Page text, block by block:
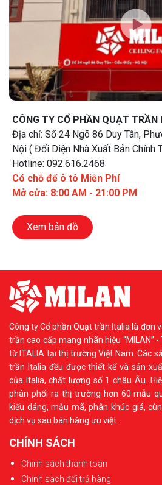
CÔNG TY CỔ PHẦN QUẠT TRẦN
Địa chỉ: Số 24 Ngõ 86 Duy Tân,
Nội ( Đối Diện Nhà Xuất Bản Chính
Hotline: 092.616.2468
Có chỗ để ô tô Miễn Phí
Mở cửa: 8:00 AM - 21:00 PM
Xem bản đồ
Công ty Cổ phần Quạt trần Italia là đơn
trần cao cấp mang nhãn hiệu “MILAN”
từ ITALIA tại thị trường Việt Nam. Các
trần Italia đều được thiết kế và sản
của Italia, chất lượng số 1 châu Âu.
phân phối ra thị trường hơn 60 mẫu
kiểu dáng, mẫu mã, phân khúc giá,
dịch vụ sau bán hàng ưu việt.
CHÍNH SÁCH
Chính sách thanh toán
Chính sách đổi trả hàng